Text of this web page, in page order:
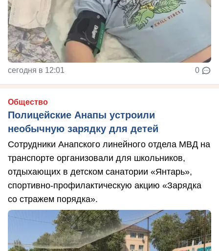
сегодня в 12:01 0
Общество
Полицейские Анапы устроили
необычную зарядку для детей
Сотрудники Анапского линейного отдела МВД на
транспорте организовали для школьников,
отдыхающих в детском санатории «Янтарь»,
спортивно-профилактическую акцию «Зарядка
со стражем порядка».